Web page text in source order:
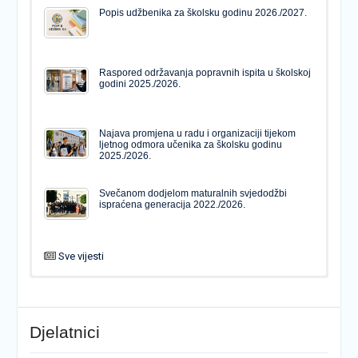
Popis udžbenika za školsku godinu 2026./2027.
Raspored održavanja popravnih ispita u školskoj
godini 2025./2026.
Najava promjena u radu i organizaciji tijekom
ljetnog odmora učenika za školsku godinu
2025./2026.
Svečanom dodjelom maturalnih svjedodžbi
ispraćena generacija 2022./2026.
Sve vijesti
Popis udžbenika za školsku godinu 2026./2027.
Natječaj za upis u 1. razred Katoličke gimnazije s
pravom javnosti
Djelatnici